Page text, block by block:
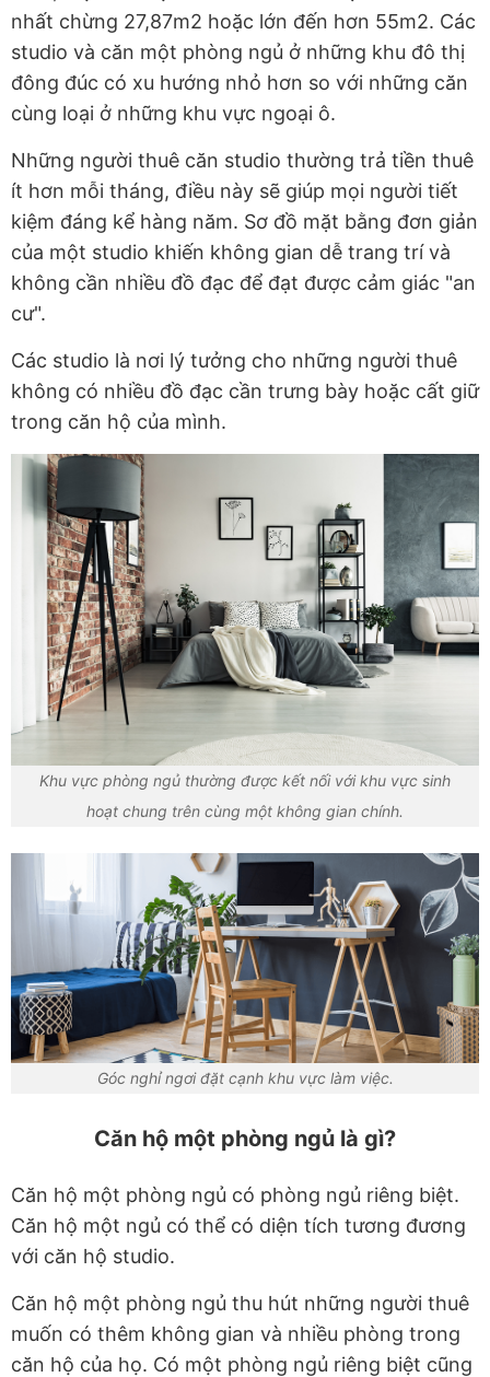
nhất chừng 27,87m2 hoặc lớn đến hơn 55m2. Các
studio và căn một phòng ngủ ở những khu đô thị
đông đúc có xu hướng nhỏ hơn so với những căn
cùng loại ở những khu vực ngoại ô.
Những người thuê căn studio thường trả tiền thuê
ít hơn mỗi tháng, điều này sẽ giúp mọi người tiết
kiệm đáng kể hàng năm. Sơ đồ mặt bằng đơn giản
của một studio khiến không gian dễ trang trí và
không cần nhiều đồ đạc để đạt được cảm giác "an
cư".
Các studio là nơi lý tưởng cho những người thuê
không có nhiều đồ đạc cần trưng bày hoặc cất giữ
trong căn hộ của mình.
Khu vực phòng ngủ thường được kết nối với khu vực sinh
hoạt chung trên cùng một không gian chính.
Góc nghỉ ngơi đặt cạnh khu vực làm việc.
Căn hộ một phòng ngủ là gì?
Căn hộ một phòng ngủ có phòng ngủ riêng biệt.
Căn hộ một ngủ có thể có diện tích tương đương
với căn hộ studio.
Căn hộ một phòng ngủ thu hút những người thuê
muốn có thêm không gian và nhiều phòng trong
căn hộ của họ. Có một phòng ngủ riêng biệt cũng